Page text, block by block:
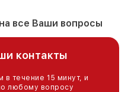
все Ваши вопросы
контакты
течение 15 минут, и
любому вопросу